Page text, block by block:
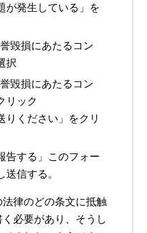
が発生している」を
毀損にあたるコン
択
毀損にあたるコン
リック
りください」をクリ
告する」このフォー
信する。
律のどの条文に抵触
必要があり、そうし